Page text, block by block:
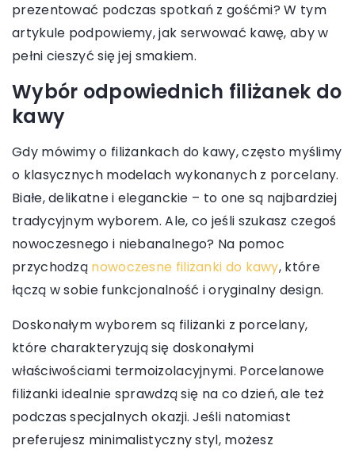
prezentować podczas spotkań z gośćmi? W tym
artykule podpowiemy, jak serwować kawę, aby w
pełni cieszyć się jej smakiem.
Wybór odpowiednich filiżanek do
kawy
Gdy mówimy o filiżankach do kawy, często myślimy
o klasycznych modelach wykonanych z porcelany.
Białe, delikatne i eleganckie – to one są najbardziej
tradycyjnym wyborem. Ale, co jeśli szukasz czegoś
nowoczesnego i niebanalnego? Na pomoc
przychodzą nowoczesne filiżanki do kawy, które
łączą w sobie funkcjonalność i oryginalny design.
Doskonałym wyborem są filiżanki z porcelany,
które charakteryzują się doskonałymi
właściwościami termoizolacyjnymi. Porcelanowe
filiżanki idealnie sprawdzą się na co dzień, ale też
podczas specjalnych okazji. Jeśli natomiast
preferujesz minimalistyczny styl, możesz